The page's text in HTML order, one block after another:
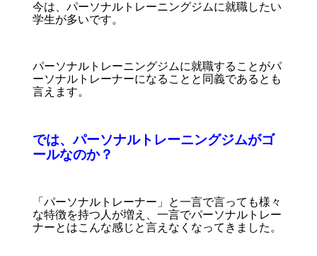
今は、パーソナルトレーニングジムに就職したい
学生が多いです。
パーソナルトレーニングジムに就職することがパ
ーソナルトレーナーになることと同義であるとも
言えます。
では、パーソナルトレーニングジムがゴ
ールなのか？
「パーソナルトレーナー」と一言で言っても様々
な特徴を持つ人が増え、一言でパーソナルトレー
ナーとはこんな感じと言えなくなってきました。